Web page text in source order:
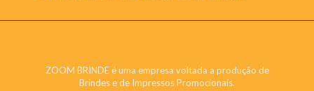
ZOOM BRINDE é uma empresa voltada a produção de
Brindes e de Impressos Promocionais.